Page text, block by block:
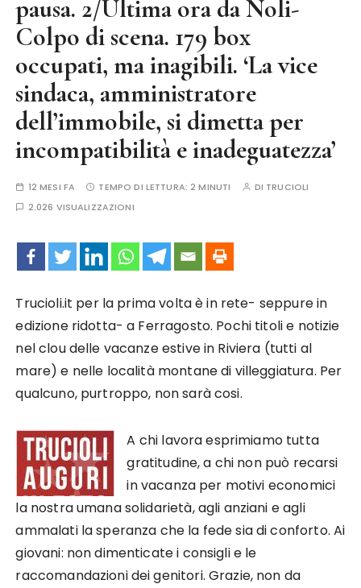
pausa. 2/Ultima ora da Noli-
Colpo di scena. 179 box
occupati, ma inagibili. ‘La vice
sindaca, amministratore
dell’immobile, si dimetta per
incompatibilità e inadeguatezza’
12 MESI FA TEMPO DI LETTURA:2 MINUTI DI TRUCIOLI
2.026 VISUALIZZAZIONI
Trucioli.it per la prima volta è in rete- seppure in
edizione ridotta- a Ferragosto. Pochi titoli e notizie
nel clou delle vacanze estive in Riviera (tutti al
mare) e nelle località montane di villeggiatura. Per
qualcuno, purtroppo, non sarà cosi.
A chi lavora esprimiamo tutta
gratitudine, a chi non può recarsi
in vacanza per motivi economici
la nostra umana solidarietà, agli anziani e agli
ammalati la speranza che la fede sia di conforto. Ai
giovani: non dimenticate i consigli e le
raccomandazioni dei genitori. Grazie, non da